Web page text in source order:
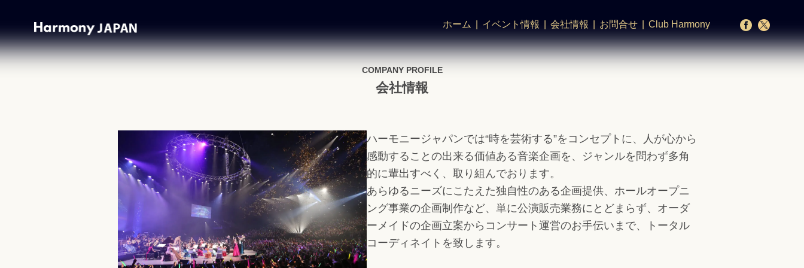
ホーム イベント情報 会社情報 お問合せ Club Harmony
COMPANY PROFILE
会社情報
ハーモニージャパンでは“時を芸術する”をコンセプトに、人が心から
感動することの出来る価値ある音楽企画を、ジャンルを問わず多角
的に輩出すべく、取り組んでおります。
あらゆるニーズにこたえた独自性のある企画提供、ホールオープニ
ング事業の企画制作など、単に公演販売業務にとどまらず、オーダ
ーメイドの企画立案からコンサート運営のお手伝いまで、トータル
コーディネイトを致します。